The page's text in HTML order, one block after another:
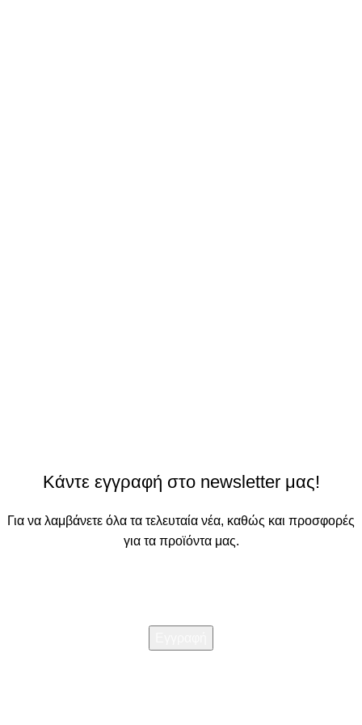
Κάντε εγγραφή στο newsletter μας!
Για να λαμβάνετε όλα τα τελευταία νέα, καθώς και προσφορές
για τα προϊόντα μας.